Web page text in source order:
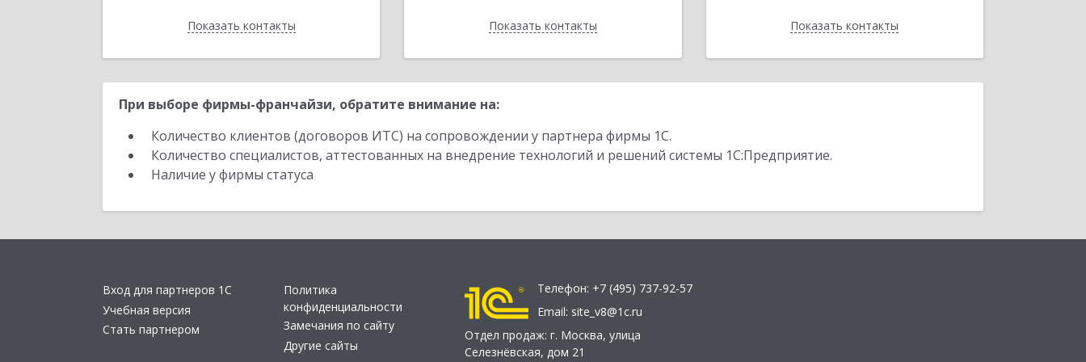
Показать контакты
Назад Показать контакты
Назад
Показать контакты
Назад
При выборе фирмы-франчайзи, обратите внимание на:
Количество клиентов (договоров ИТС) на сопровождении у партнера фирмы 1С.
Количество специалистов, аттестованных на внедрение технологий и решений системы 1С:Предприятие.
Наличие у фирмы статуса
Вход для партнеров 1С
Учебная версия
Стать партнером
Политика
конфиденциальности
Замечания по сайту
Другие сайты
Телефон: +7 (495) 737-92-57
Email: site_v8@1c.ru
Отдел продаж: г. Москва, улица
Селезнёвская, дом 21